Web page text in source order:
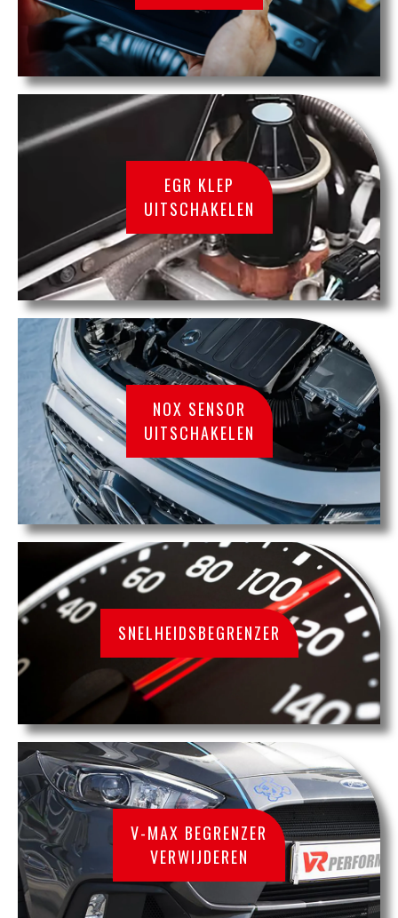
EGR KLEP
UITSCHAKELEN
NOX SENSOR
UITSCHAKELEN
SNELHEIDSBEGRENZER
V-MAX BEGRENZER
VERWIJDEREN